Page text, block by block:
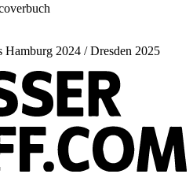
2024 / Dresden 2025